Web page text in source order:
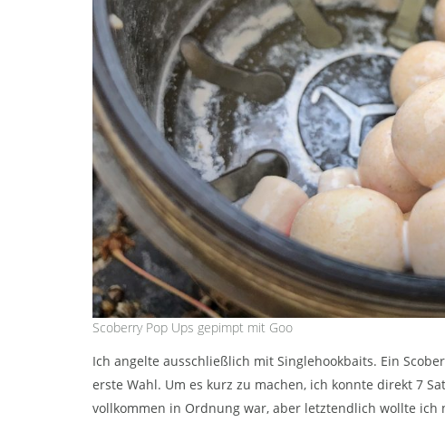
Scoberry Pop Ups gepimpt mit Goo
Ich angelte ausschließlich mit Singlehookbaits. Ein
erste Wahl. Um es kurz zu machen, ich konnte direkt 7
vollkommen in Ordnung war, aber letztendlich wollte